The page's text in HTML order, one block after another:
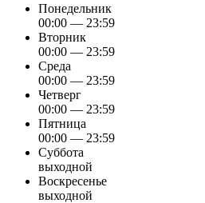
Понедельник
00:00 — 23:59
Вторник
00:00 — 23:59
Среда
00:00 — 23:59
Четверг
00:00 — 23:59
Пятница
00:00 — 23:59
Суббота
выходной
Воскресенье
выходной